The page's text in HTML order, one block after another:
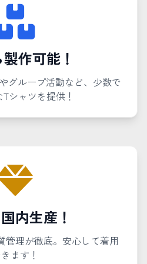
作可能！
プ活動など、少数で
シャツを提供！
内生産！
管理が徹底。安心して着用
ます！